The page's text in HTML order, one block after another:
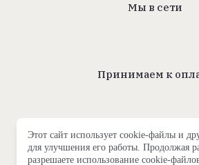
Мы в сети
Принимаем к
2011- 2026 | FURMANUF | ВСЕ
Этот сайт использует cookie-файлы и
для улучшения его работы. Продолжая
разрешаете использование cookie-